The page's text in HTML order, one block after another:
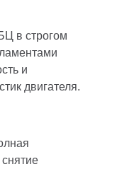
в строгом
и
двигателя.